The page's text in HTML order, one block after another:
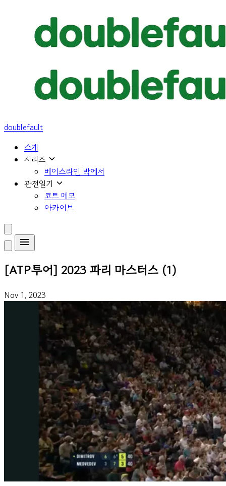
doublefault
소개
시리즈
베이스라인 밖에서
관전일기
코트 메모
아카이브
[ATP투어] 2023 파리 마스터스 (1)
Nov 1, 2023